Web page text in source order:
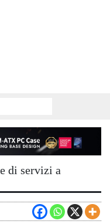
di servizi a